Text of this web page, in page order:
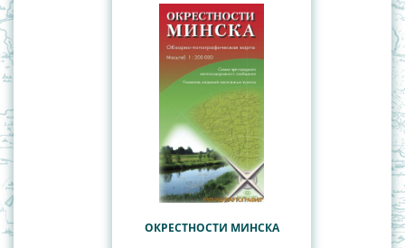
ОКРЕСТНОСТИ МИНСКА